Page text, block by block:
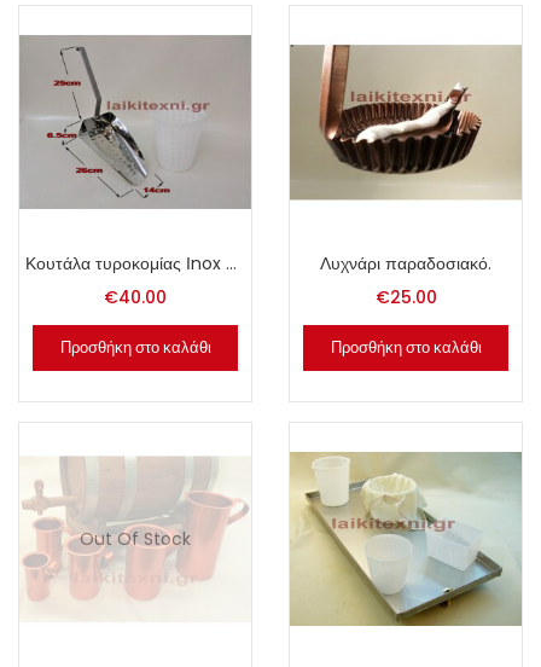
Κουτάλα τυροκομίας Ιnox Νο. 4.
€40.00
Προσθήκη στο καλάθι
Λυχνάρι παραδοσιακό.
€25.00
Προσθήκη στο καλάθι
Out Of Stock